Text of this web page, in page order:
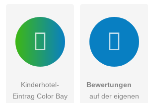
Kinderhotel-
Eintrag Color Bay
Bewertungen
auf der eigenen